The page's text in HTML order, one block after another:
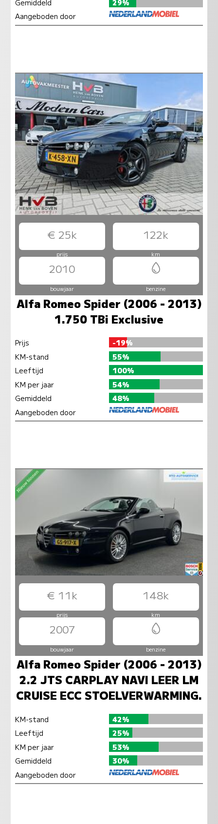
Gemiddeld
29%
Aangeboden door
€ 25k 122k
prijs km
2010
bouwjaar benzine
Alfa Romeo Spider (2006 - 2013)
1.750 TBi Exclusive
Prijs
-19%
KM-stand
55%
Leeftijd
100%
KM per jaar
54%
Gemiddeld
48%
Aangeboden door
€ 11k 148k
prijs km
2007
bouwjaar benzine
Alfa Romeo Spider (2006 - 2013)
2.2 JTS CARPLAY NAVI LEER LM
CRUISE ECC STOELVERWARMING.
KM-stand
42%
Leeftijd
25%
KM per jaar
53%
Gemiddeld
30%
Aangeboden door